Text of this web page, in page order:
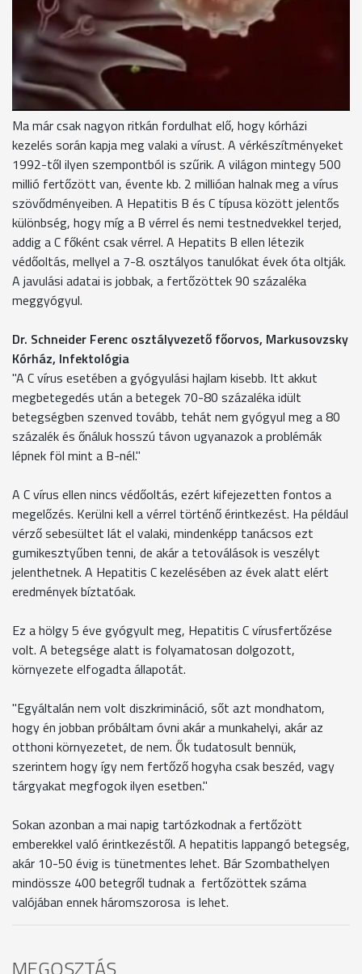
"Kb 10 évvel ezelőtt véradáson voltam, és a véradás után pár
nappal telefonon megkerestek, hogy ismét menjek be. És
akkor közölték velem, hogy Hepatits B típusú fertőzésem
van."
Ma már csak nagyon ritkán fordulhat elő, hogy kórházi
kezelés során kapja meg valaki a vírust. A vérkészítményeket
1992-től ilyen szempontból is szűrik. A világon mintegy 500
millió fertőzött van, évente kb. 2 millióan halnak meg a vírus
szövődményeiben. A Hepatitis B és C típusa között jelentős
különbség, hogy míg a B vérrel és nemi testnedvekkel terjed,
addig a C főként csak vérrel. A Hepatits B ellen létezik
védőoltás, mellyel a 7-8. osztályos tanulókat évek óta oltják.
A javulási adatai is jobbak, a fertőzöttek 90 százaléka
meggyógyul.
Dr. Schneider Ferenc osztályvezető főorvos, Markusovzsky
Kórház, Infektológia
"A C vírus esetében a gyógyulási hajlam kisebb. Itt akkut
megbetegedés után a betegek 70-80 százaléka idült
betegségben szenved tovább, tehát nem gyógyul meg a 80
százalék és őnáluk hosszú távon ugyanazok a problémák
lépnek föl mint a B-nél."
A C vírus ellen nincs védőoltás, ezért kifejezetten fontos a
megelőzés. Kerülni kell a vérrel történő érintkezést. Ha például
vérző sebesültet lát el valaki, mindenképp tanácsos ezt
gumikesztyűben tenni, de akár a tetoválások is veszélyt
jelenthetnek. A Hepatitis C kezelésében az évek alatt elért
eredmények bíztatóak.
Ez a hölgy 5 éve gyógyult meg, Hepatitis C vírusfertőzése
volt. A betegsége alatt is folyamatosan dolgozott,
környezete elfogadta állapotát.
"Egyáltalán nem volt diszkrimináció, sőt azt mondhatom,
hogy én jobban próbáltam óvni akár a munkahelyi, akár az
otthoni környezetet, de nem. Ők tudatosult bennük,
szerintem hogy így nem fertőző hogyha csak beszéd, vagy
tárgyakat megfogok ilyen esetben."
Sokan azonban a mai napig tartózkodnak a fertőzött
emberekkel való érintkezéstől. A hepatitis lappangó betegség,
akár 10-50 évig is tünetmentes lehet. Bár Szombathelyen
mindössze 400 betegről tudnak a fertőzöttek száma
valójában ennek háromszorosa is lehet.
MEGOSZTÁS